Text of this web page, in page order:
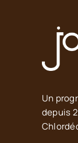
Un
depuis